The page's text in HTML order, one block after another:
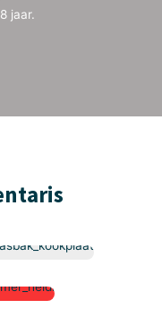
jaar.